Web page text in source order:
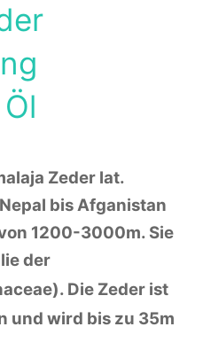
Zeder lat.
bis Afganistan
1200-3000m. Sie
der
Die Zeder ist
und wird bis zu 35m